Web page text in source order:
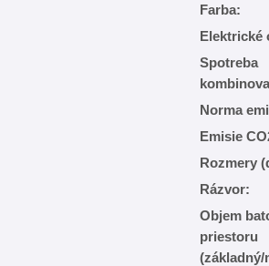
Farba:
Elektrické
Spotreba
Norma
Emisie
Rozmery
Rázvor:
Objem
priestoru
(základný/